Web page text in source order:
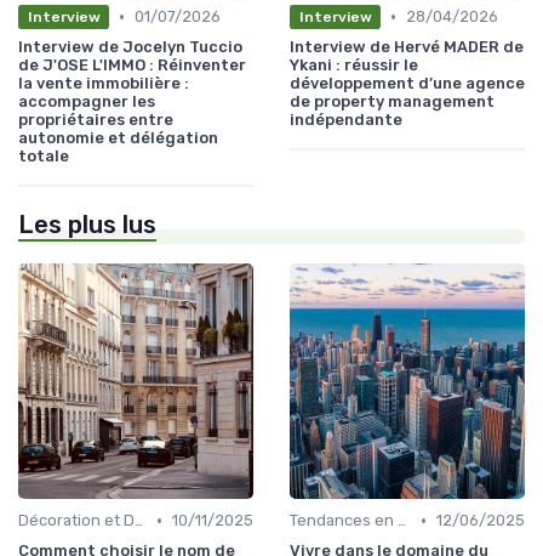
Interview • 01/07/2026
Interview de Jocelyn Tuccio
de J'OSE L'IMMO : Réinventer
la vente immobilière :
accompagner les
propriétaires entre
autonomie et délégation
totale
Interview •
28/04/2026
Interview de Hervé MADER de
Ykani : réussir le
développement d’une agence
de property management
indépendante
Les plus lus
Décoration et Design d'Intérieur • 10/11/2025
Comment choisir le nom de
Tendances en Aménagement Domestique • 12/06/2025
Vivre dans le domaine du